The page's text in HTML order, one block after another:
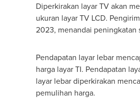
Diperkirakan layar TV akan
ukuran layar TV LCD.
2023, menandai peningkatan
Pendapatan layar lebar
harga layar TI. Pendapatan
layar lebar diperkirakan
pemulihan harga.